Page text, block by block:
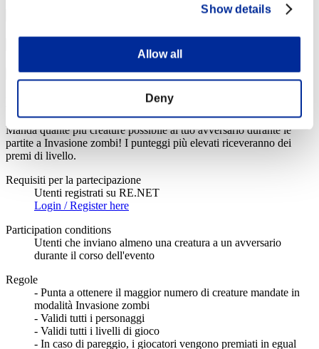
Show details
Allow all
Deny
Manda quante più creature possibile al tuo avversario durante le
partite a Invasione zombi! I punteggi più elevati riceveranno dei
premi di livello.
Requisiti per la partecipazione
Utenti registrati su RE.NET
Login / Register here
Participation conditions
Utenti che inviano almeno una creatura a un avversario
durante il corso dell'evento
Regole
- Punta a ottenere il maggior numero di creature mandate in
modalità Invasione zombi
- Validi tutti i personaggi
- Validi tutti i livelli di gioco
- In caso di pareggio, i giocatori vengono premiati in egual